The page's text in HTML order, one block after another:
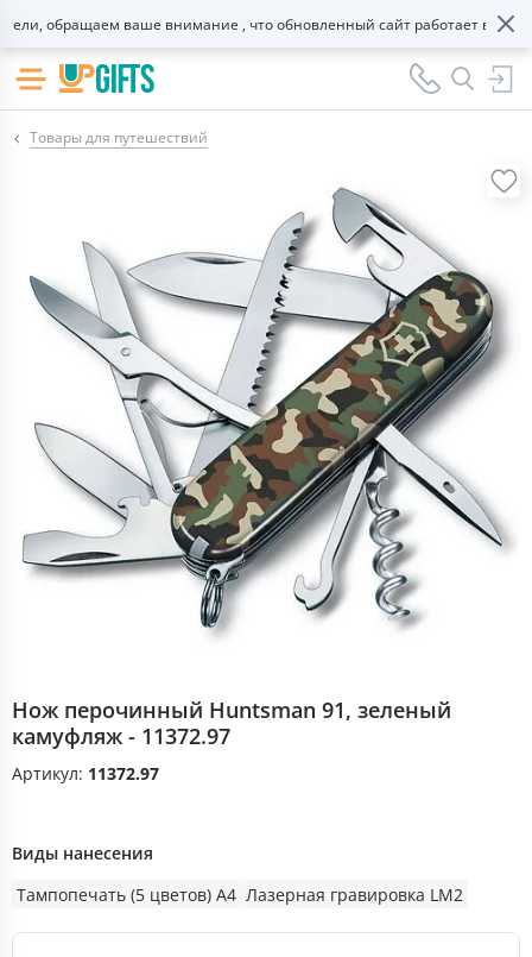
обращаем ваше внимание , что обновленный сайт работает в
Товары для путешествий
Нож перочинный Huntsman 91, зеленый
камуфляж - 11372.97
Артикул: 11372.97
Виды нанесения
Тампопечать (5 цветов) A4 Лазерная гравировка LM2